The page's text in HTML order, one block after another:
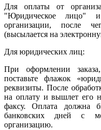
Для оплаты от
"Юридическое лицо"
организации, после
(высылается на
Для юридических лиц:
При оформлении
поставьте флажок
реквизиты. После
на оплату и вышлет его
факсу. Оплата должна
банковских дней с
организацию.